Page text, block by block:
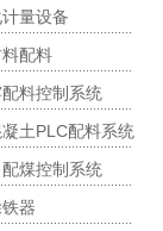
量设备
配料
料控制系统
土PLC配料系统
煤控制系统
器